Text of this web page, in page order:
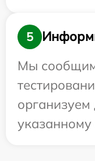
5
Мы
организуем
указанному